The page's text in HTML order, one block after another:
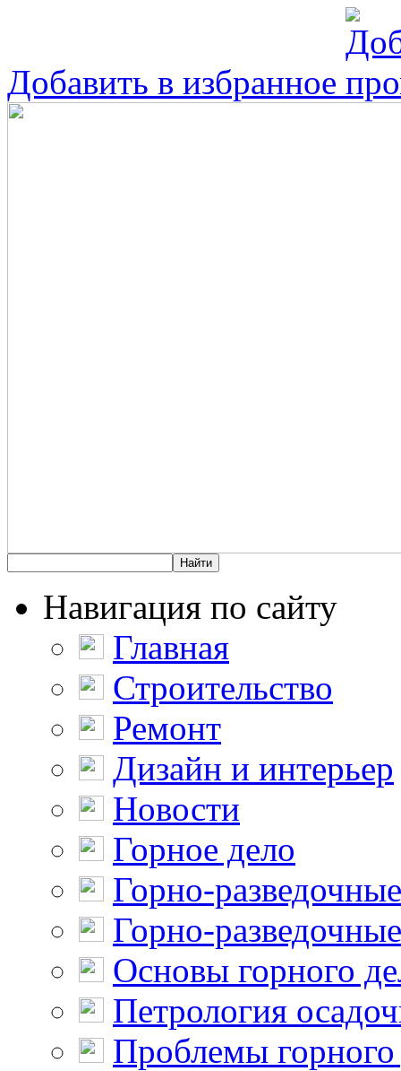
Добавить в избранное
Навигация по сайту
Главная
Строительство
Ремонт
Дизайн и интерьер
Новости
Горное дело
Горно-
Горно-
Основы горного
Петрология
Проблемы горного